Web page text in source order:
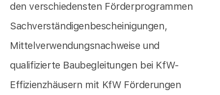
den verschiedensten Förderprogrammen
Sachverständigenbescheinigungen,
Mittelverwendungsnachweise und
qualifizierte Baubegleitungen bei KfW-
Effizienzhäusern mit KfW Förderungen